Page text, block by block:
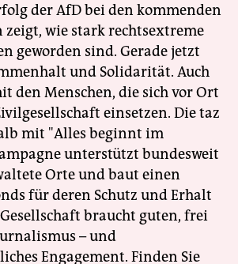
der AfD bei den kommenden
zeigt, wie stark rechtsextreme
geworden sind. Gerade jetzt
und Solidarität. Auch
den Menschen, die sich vor Ort
einsetzen. Die taz
mit "Alles beginnt im
unterstützt bundesweit
Orte und baut einen
für deren Schutz und Erhalt
braucht guten, frei
– und
Engagement. Finden Sie